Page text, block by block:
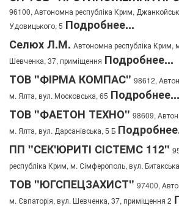
96100, Автономна республіка Крим,
Удовицького, 5 Подробнее...
Селюх Л.М. Автономна республіка Крим,
Шевченка, 37, приміщення Подробнее...
ТОВ "ФІРМА КОМПАС" 98612,
м. Ялта, вул. Московська, 65 Подробнее...
ТОВ "ФАЕТОН ТЕХНО" 98609,
м. Ялта, вул. Дарсанівська, 5 Б
ПП "СЕК'ЮРИТІ СІСТЕМС 112"
республіка Крим, м. Сімферополь, вул.
ТОВ "ЮГСПЕЦЗАХИСТ" 97400,
м. Євпаторія, вул. Шевченка, 37, приміщення 2